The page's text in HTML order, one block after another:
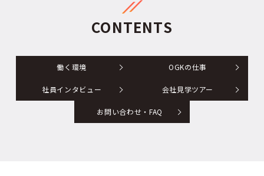
CONTENTS
働く環境 OGKの仕事
社員インタビュー 会社見学ツアー
お問い合わせ・FAQ